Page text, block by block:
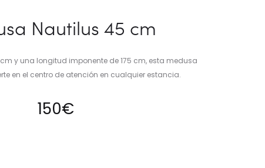
Nautilus 45 cm
y una longitud imponente de 175 cm, esta medusa
en el centro de atención en cualquier estancia.
150€